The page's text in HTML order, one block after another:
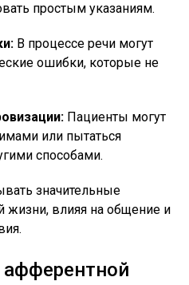
простым указаниям.
В процессе речи могут
ошибки, которые не
Пациенты могут
или пытаться
способами.
значительные
жизни, влияя на общение и